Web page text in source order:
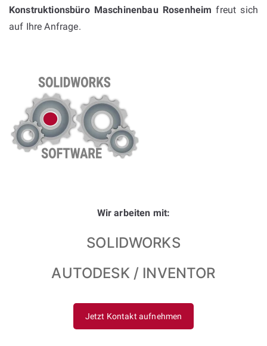
Konstruktionsbüro Maschinenbau Rosenheim freut sich
auf Ihre Anfrage.
Wir arbeiten mit:
SOLIDWORKS
AUTODESK / INVENTOR
Jetzt Kontakt aufnehmen